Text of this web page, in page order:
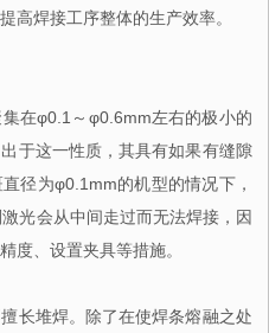
高焊接工序整体的生产效率。
在φ0.1～φ0.6mm左右的极小的
于这一性质，其具有如果有缝隙
径为φ0.1mm的机型的情况下，
光会从中间走过而无法焊接，因
度、设置夹具等措施。
长堆焊。除了在使焊条熔融之处